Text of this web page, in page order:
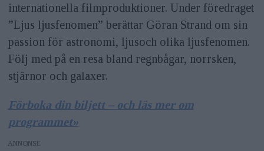
internationella filmproduktioner. Under föredraget
”Ljus ljusfenomen” berättar Göran Strand om sin
passion för astronomi, ljusoch olika ljusfenomen.
Följ med på en resa bland regnbågar, norrsken,
stjärnor och galaxer.
Förboka din biljett – och läs mer om
programmet»
ANNONS